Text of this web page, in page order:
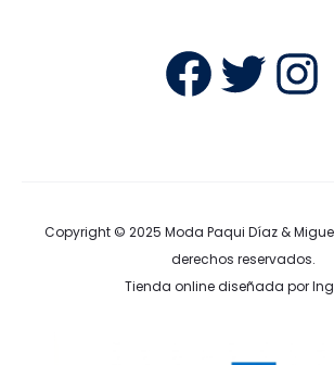
Copyright © 2025 Moda Paqui Díaz &
derechos reservados.
Tienda online diseñada por